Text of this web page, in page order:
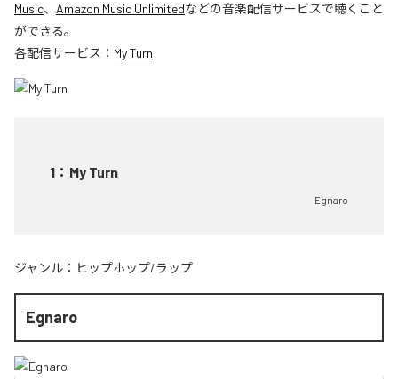
Music、 Amazon Music Unlimitedなどの音楽配信サービスで聴くこと
ができる。
各配信サービス： My Turn
1 ： My Turn
Egnaro
ジャンル： ヒップホップ/ラップ
Egnaro